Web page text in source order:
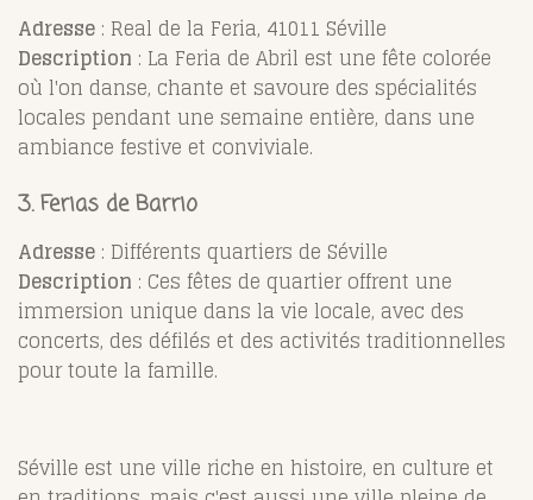
Adresse : Real de la Feria, 41011 Séville
Description : La Feria de Abril est une fête colorée
où l'on danse, chante et savoure des spécialités
locales pendant une semaine entière, dans une
ambiance festive et conviviale.
3. Ferias de Barrio
Adresse : Différents quartiers de Séville
Description : Ces fêtes de quartier offrent une
immersion unique dans la vie locale, avec des
concerts, des défilés et des activités traditionnelles
pour toute la famille.
Séville est une ville riche en histoire, en culture et